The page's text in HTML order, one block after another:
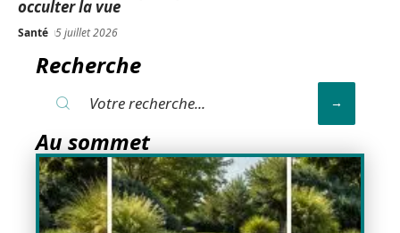
occulter la vue
Santé 5 juillet 2026
Recherche
Au sommet